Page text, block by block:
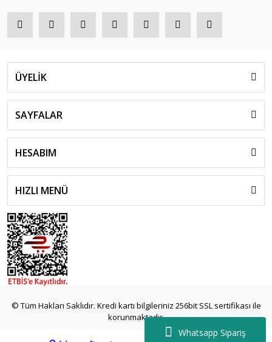
Whatsapp Sipariş
ÜYELİK
SAYFALAR
HESABIM
HIZLI MENÜ
© Tüm Hakları Saklıdır. Kredi kartı bilgileriniz 256bit SSL sertifikası ile
korunmaktadır.